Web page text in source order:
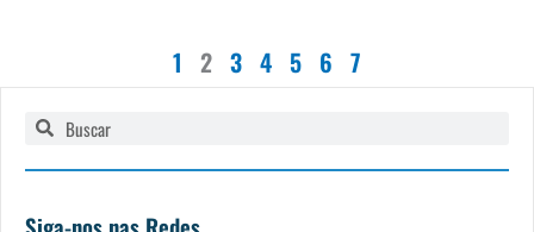
1 2 3 4 5 6 7
Pesquisar
Pesquisar